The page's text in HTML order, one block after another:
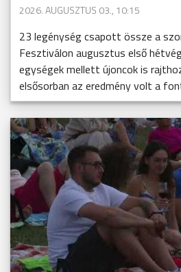
2026. AUGUSZTUS 03., 10:15
23 legénység csapott össze a
Fesztiválon augusztus első
egységek mellett újoncok is
elsősorban az eredmény volt a